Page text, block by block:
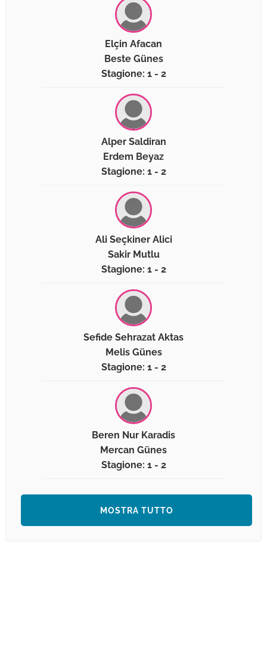
Elçin Afacan
Beste Günes
Stagione: 1 - 2
Alper Saldiran
Erdem Beyaz
Stagione: 1 - 2
Ali Seçkiner Alici
Sakir Mutlu
Stagione: 1 - 2
Sefide Sehrazat Aktas
Melis Günes
Stagione: 1 - 2
Beren Nur Karadis
Mercan Günes
Stagione: 1 - 2
MOSTRA TUTTO